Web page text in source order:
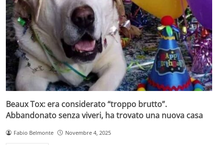
Beaux Tox: era considerato “troppo brutto”.
Abbandonato senza viveri, ha trovato una nuova casa
Fabio Belmonte Novembre 4, 2025